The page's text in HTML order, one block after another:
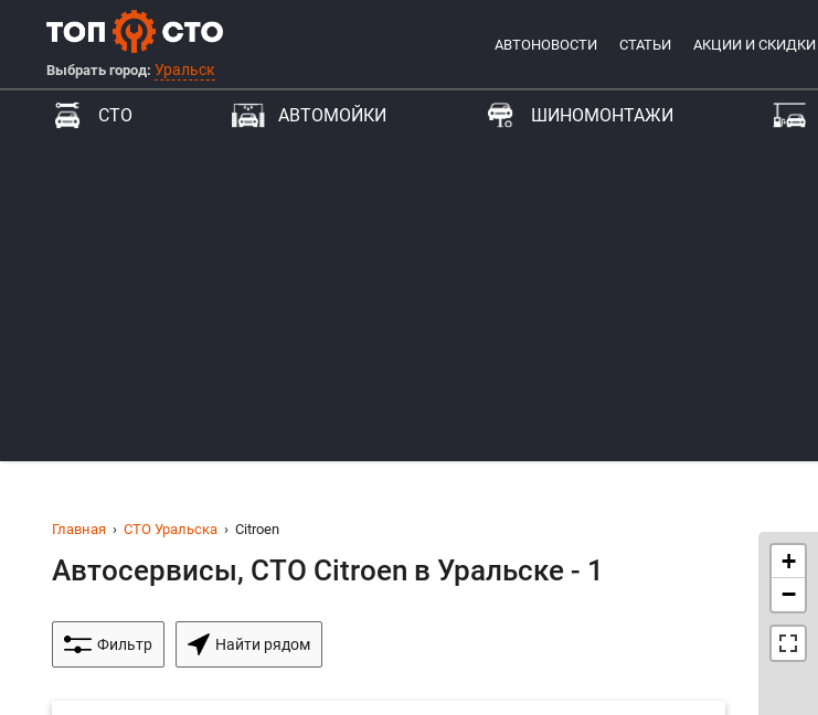
Выбрать город: Уральск
АВТОНОВОСТИ СТАТЬИ АКЦИИ И СКИДКИ
СТО АВТОМОЙКИ ШИНОМОНТАЖИ
Главная СТО Уральска Citroen
Автосервисы, СТО Citroen в Уральске - 1
Фильтр Найти рядом
+
−